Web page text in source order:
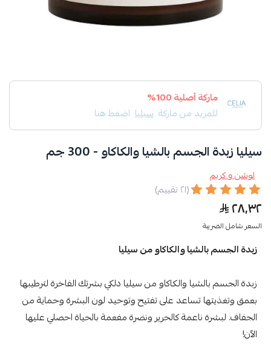
ماركة أصلية 100%
للمزيد من ماركة سيليا اضغط هنا
سيليا زبدة الجسم بالشيا والكاكاو - 300 جم
لوشن و كريم
(٢١ تقييم)
٢٨٫٣٢
السعر شامل الضريبة
زبدة الجسم بالشيا والكاكاو من سيليا
زبدة الجسم بالشيا والكاكاو من سيليا دلكي بشرتك الفاخرة لترطيبها
بعمق وتغذيتها تساعد على تفتيح وتوحيد لون البشرة وحماية من
الجفاف. لبشرة ناعمة كالحرير ونضرة مفعمة بالحياة احصلي عليها
الآن!